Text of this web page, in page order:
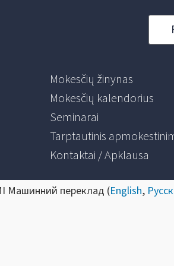
Mokesčių žinynas
Mokesčių kalendorius
Seminarai
Tarptautinis
Kontaktai / Apklausa
Машинний переклад (English,